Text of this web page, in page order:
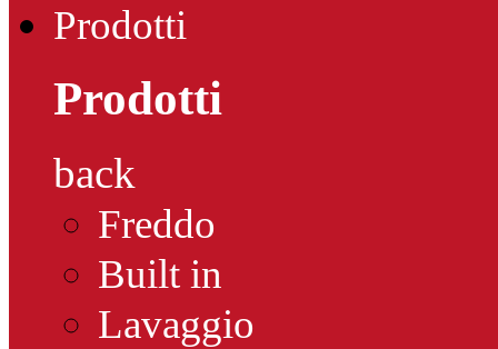
Prodotti
Prodotti
back
Freddo
Built in
Lavaggio